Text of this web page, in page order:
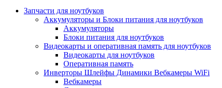
Запчасти для ноутбуков
Аккумуляторы и Блоки питания для ноутбуков
Аккумуляторы
Блоки питания для ноутбуков
Видеокарты и оперативная память для ноутбуков
Видеокарты для ноутбуков
Оперативная память
Инверторы Шлейфы Динамики Вебкамеры WiFi
Вебкамеры